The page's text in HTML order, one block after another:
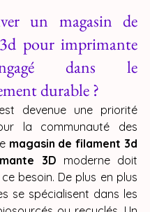
un magasin de
pour imprimante
dans le
durable ?
devenue une priorité
la communauté des
magasin de filament 3d
3D moderne doit
besoin. De plus en plus
se spécialisent dans les